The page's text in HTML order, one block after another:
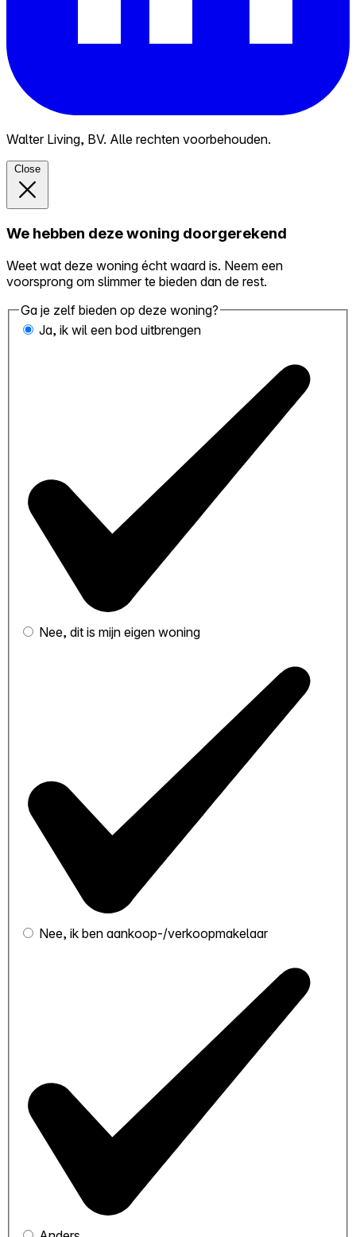
Walter Living, BV. Alle rechten voorbehouden.
Close
We hebben deze woning doorgerekend
Weet wat deze woning écht waard is. Neem een
voorsprong om slimmer te bieden dan de rest.
Ga je zelf bieden op deze woning?
Ja, ik wil een bod uitbrengen
Nee, dit is mijn eigen woning
Nee, ik ben aankoop-/verkoopmakelaar